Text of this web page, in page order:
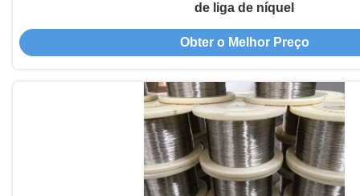
de liga de níquel
Obter o Melhor Preço